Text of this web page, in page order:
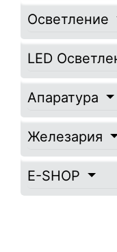
Осветление
LED
Апаратура
Железария
E-SHOP